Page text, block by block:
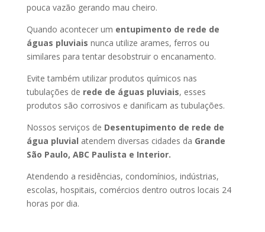
pouca vazão gerando mau cheiro.
Quando acontecer um entupimento de rede de
águas pluviais nunca utilize arames, ferros ou
similares para tentar desobstruir o encanamento.
Evite também utilizar produtos químicos nas
tubulações de rede de águas pluviais, esses
produtos são corrosivos e danificam as tubulações.
Nossos serviços de Desentupimento de rede de
água pluvial atendem diversas cidades da Grande
São Paulo, ABC Paulista e Interior.
Atendendo a residências, condomínios, indústrias,
escolas, hospitais, comércios dentro outros locais 24
horas por dia.